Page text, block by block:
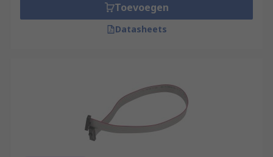
Toevoegen
Datasheets